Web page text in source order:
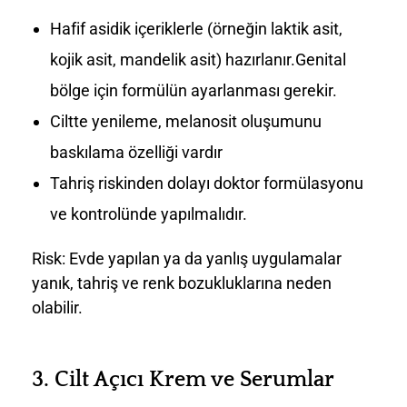
Hafif asidik içeriklerle (örneğin laktik asit,
kojik asit, mandelik asit) hazırlanır.Genital
bölge için formülün ayarlanması gerekir.
Ciltte yenileme, melanosit oluşumunu
baskılama özelliği vardır
Tahriş riskinden dolayı doktor formülasyonu
ve kontrolünde yapılmalıdır.
Risk: Evde yapılan ya da yanlış uygulamalar
yanık, tahriş ve renk bozukluklarına neden
olabilir.
3. Cilt Açıcı Krem ve Serumlar